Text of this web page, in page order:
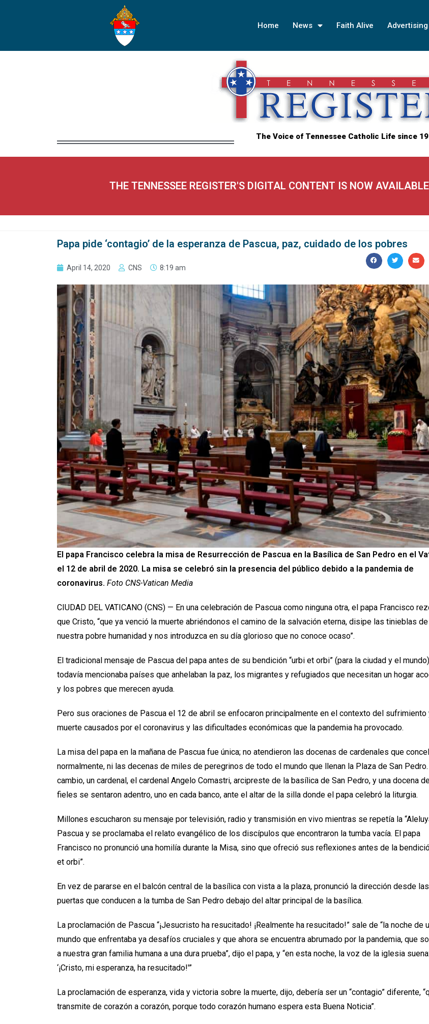
Home News Faith Alive Advertising
The Voice of Tennessee Catholic Life since
THE TENNESSEE REGISTER'S DIGITAL CONTENT IS NOW
Papa pide ‘contagio’ de la esperanza de Pascua, paz, cuidado de los pobres
April 14, 2020 CNS 8:19 am
El papa Francisco celebra la misa de Resurrección de Pascua en la Basílica de San Pedro en el
el 12 de abril de 2020. La misa se celebró sin la presencia del público debido a la pandemia de
coronavirus. Foto CNS-Vatican Media
CIUDAD DEL VATICANO (CNS) — En una celebración de Pascua como ninguna otra, el papa Francisco
que Cristo, “que ya venció la muerte abriéndonos el camino de la salvación eterna, disipe las tinieblas de
nuestra pobre humanidad y nos introduzca en su día glorioso que no conoce ocaso”.
El tradicional mensaje de Pascua del papa antes de su bendición “urbi et orbi” (para la ciudad y el mundo)
todavía mencionaba países que anhelaban la paz, los migrantes y refugiados que necesitan un hogar
y los pobres que merecen ayuda.
Pero sus oraciones de Pascua el 12 de abril se enfocaron principalmente en el contexto del sufrimiento
muerte causados por el coronavirus y las dificultades económicas que la pandemia ha provocado.
La misa del papa en la mañana de Pascua fue única; no atendieron las docenas de cardenales que
normalmente, ni las decenas de miles de peregrinos de todo el mundo que llenan la Plaza de San Pedro.
cambio, un cardenal, el cardenal Angelo Comastri, arcipreste de la basílica de San Pedro, y una docena
fieles se sentaron adentro, uno en cada banco, ante el altar de la silla donde el papa celebró la liturgia.
Millones escucharon su mensaje por televisión, radio y transmisión en vivo mientras se repetía la
Pascua y se proclamaba el relato evangélico de los discípulos que encontraron la tumba vacía. El papa
Francisco no pronunció una homilía durante la Misa, sino que ofreció sus reflexiones antes de la
et orbi”.
En vez de pararse en el balcón central de la basílica con vista a la plaza, pronunció la dirección desde las
puertas que conducen a la tumba de San Pedro debajo del altar principal de la basílica.
La proclamación de Pascua “¡Jesucristo ha resucitado! ¡Realmente ha resucitado!” sale de “la noche de
mundo que enfrentaba ya desafíos cruciales y que ahora se encuentra abrumado por la pandemia, que
a nuestra gran familia humana a una dura prueba”, dijo el papa, y “en esta noche, la voz de la iglesia suena:
‘¡Cristo, mi esperanza, ha resucitado!'”
La proclamación de esperanza, vida y victoria sobre la muerte, dijo, debería ser un “contagio” diferente,
transmite de corazón a corazón, porque todo corazón humano espera esta Buena Noticia”.